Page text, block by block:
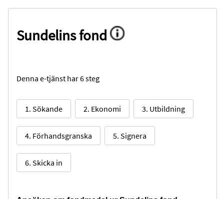
Sundelins fond
Denna e-tjänst har 6 steg
1. Sökande 2. Ekonomi 3. Utbildning
4. Förhandsgranska 5. Signera
6. Skicka in